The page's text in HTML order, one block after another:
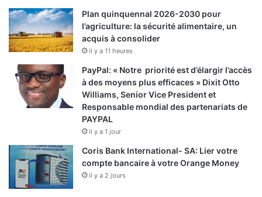
Plan quinquennal 2026-2030 pour
l’agriculture: la sécurité alimentaire, un
acquis à consolider
il y a 11 heures
PayPal: « Notre priorité est d’élargir l’accès
à des moyens plus efficaces » Dixit Otto
Williams, Senior Vice President et
Responsable mondial des partenariats de
PAYPAL
il y a 1 jour
Coris Bank International- SA: Lier votre
compte bancaire à votre Orange Money
il y a 2 jours